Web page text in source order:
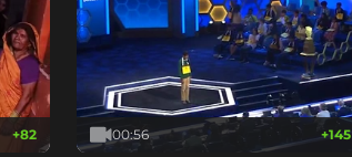
+82 00:56 +145